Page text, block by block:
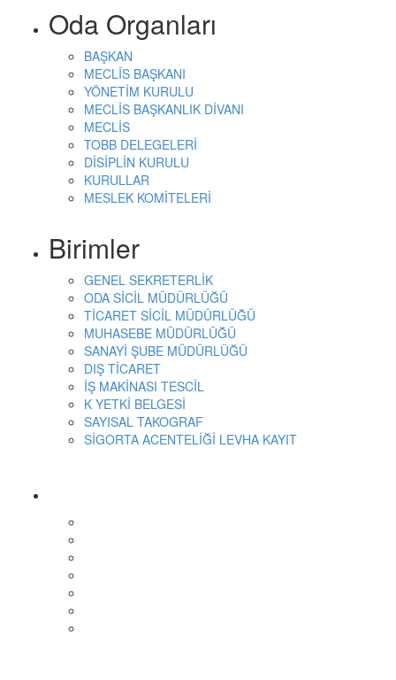
Oda Organları
BAŞKAN
MECLİS BAŞKANI
YÖNETİM KURULU
MECLİS BAŞKANLIK DİVANI
MECLİS
TOBB DELEGELERİ
DİSİPLİN KURULU
KURULLAR
MESLEK KOMİTELERİ
Birimler
GENEL SEKRETERLİK
ODA SİCİL MÜDÜRLÜĞÜ
TİCARET SİCİL MÜDÜRLÜĞÜ
MUHASEBE MÜDÜRLÜĞÜ
SANAYİ ŞUBE MÜDÜRLÜĞÜ
DIŞ TİCARET
İŞ MAKİNASI TESCİL
K YETKİ BELGESİ
SAYISAL TAKOGRAF
SİGORTA ACENTELİĞİ LEVHA KAYIT